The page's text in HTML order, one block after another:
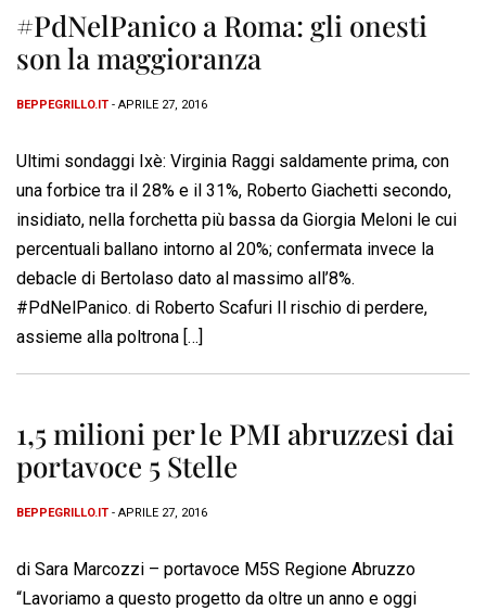
#PdNelPanico a Roma: gli onesti
son la maggioranza
BEPPEGRILLO.IT - APRILE 27, 2016
Ultimi sondaggi Ixè: Virginia Raggi saldamente prima, con
una forbice tra il 28% e il 31%, Roberto Giachetti secondo,
insidiato, nella forchetta più bassa da Giorgia Meloni le cui
percentuali ballano intorno al 20%; confermata invece la
debacle di Bertolaso dato al massimo all’8%.
#PdNelPanico. di Roberto Scafuri Il rischio di perdere,
assieme alla poltrona […]
1,5 milioni per le PMI abruzzesi dai
portavoce 5 Stelle
BEPPEGRILLO.IT - APRILE 27, 2016
di Sara Marcozzi – portavoce M5S Regione Abruzzo
“Lavoriamo a questo progetto da oltre un anno e oggi